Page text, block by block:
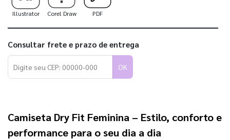
Illustrator Corel Draw PDF
Consultar frete e prazo de entrega
OK
Camiseta Dry Fit Feminina – Estilo, conforto e
performance para o seu dia a dia